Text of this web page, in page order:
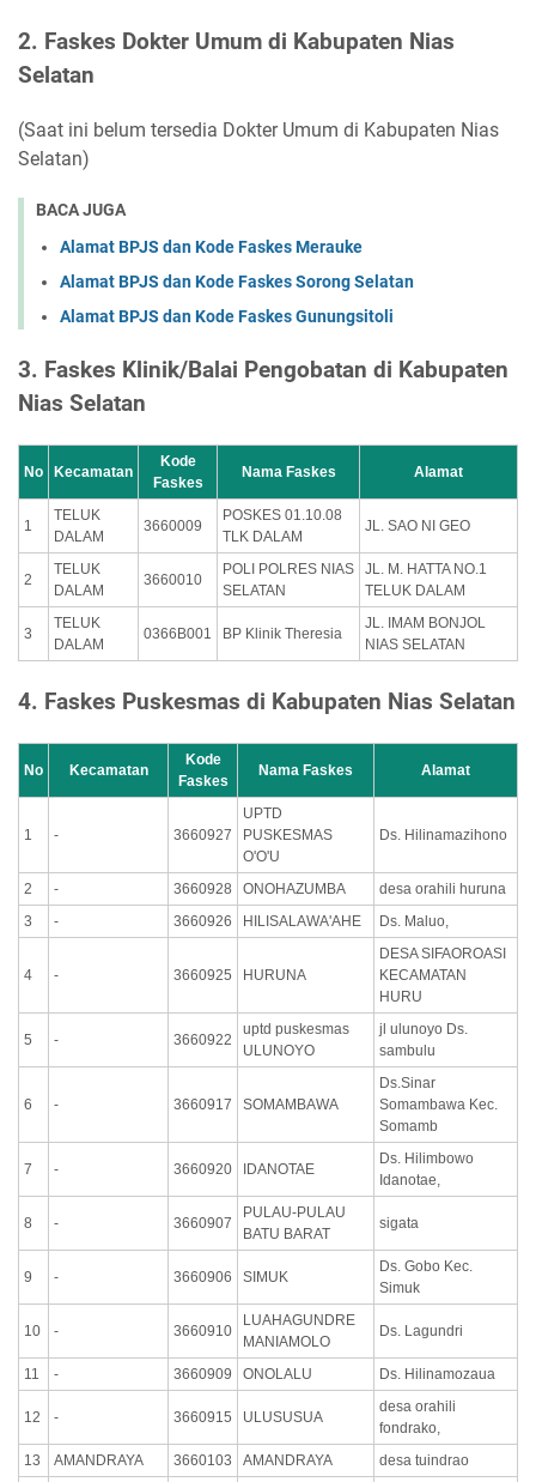
2. Faskes Dokter Umum di Kabupaten Nias
Selatan
(Saat ini belum tersedia Dokter Umum di Kabupaten Nias
Selatan)
BACA JUGA
Alamat BPJS dan Kode Faskes Merauke
Alamat BPJS dan Kode Faskes Sorong Selatan
Alamat BPJS dan Kode Faskes Gunungsitoli
3. Faskes Klinik/Balai Pengobatan di Kabupaten
Nias Selatan
No Kecamatan
Kode
Faskes
Nama Faskes Alamat
1
TELUK
DALAM
3660009
POSKES 01.10.08
TLK DALAM
JL. SAO NI GEO
2
TELUK
DALAM
3660010
POLI POLRES NIAS
SELATAN
JL. M. HATTA NO.1
TELUK DALAM
3
TELUK
DALAM
0366B001 BP Klinik Theresia
JL. IMAM BONJOL
NIAS SELATAN
4. Faskes Puskesmas di Kabupaten Nias Selatan
No Kecamatan
Kode
Faskes
Nama Faskes Alamat
1 - 3660927
UPTD
PUSKESMAS
O'O'U
Ds. Hilinamazihono
2 - 3660928 ONOHAZUMBA
desa orahili huruna
3
- 3660926 HILISALAWA'AHE Ds. Maluo,
4 - 3660925 HURUNA
DESA SIFAOROASI
KECAMATAN
HURU
5 - 3660922
uptd puskesmas
ULUNOYO
jl ulunoyo Ds.
sambulu
6 - 3660917 SOMAMBAWA
Ds.Sinar
Somambawa Kec.
Somamb
7 - 3660920 IDANOTAE
Ds. Hilimbowo
Idanotae,
8 - 3660907
PULAU-PULAU
BATU BARAT
sigata
9 - 3660906 SIMUK
Ds. Gobo Kec.
Simuk
10 - 3660910
LUAHAGUNDRE
MANIAMOLO
Ds. Lagundri
11 - 3660909 ONOLALU Ds. Hilinamozaua
12 - 3660915 ULUSUSUA
desa orahili
fondrako,
13
AMANDRAYA 3660103 AMANDRAYA
desa tuindrao